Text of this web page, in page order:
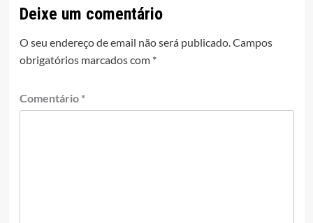
Deixe um comentário
O seu endereço de email não será publicado.Campos
obrigatórios marcados com *
Comentário *